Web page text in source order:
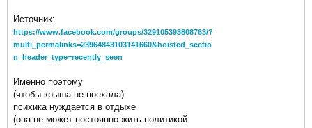
Источник:
https://www.facebook.com/groups/329105393808763/?
multi_permalinks=23964843103141660&hoisted_sectio
n_header_type=recently_seen
Именно поэтому
(чтобы крыша не поехала)
психика нуждается в отдыхе
(она не может постоянно жить политикой